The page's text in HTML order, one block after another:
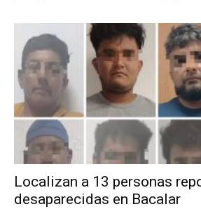
Localizan a 13 personas
desaparecidas en Bacalar